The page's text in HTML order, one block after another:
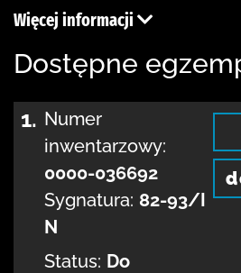
Więcej informacji
Dostępne
1. Numer
inwentarzowy:
0000-036692
Sygnatura: 82-93/I
N
Status: Do